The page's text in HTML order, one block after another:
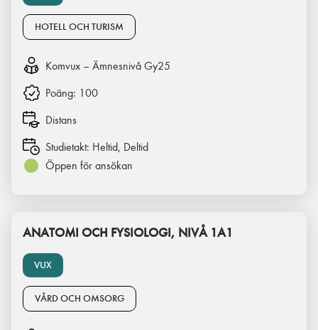
HOTELL OCH TURISM
Komvux – Ämnesnivå Gy25
Poäng: 100
Distans
Studietakt: Heltid, Deltid
Öppen för ansökan
VUX
ANATOMI OCH FYSIOLOGI, NIVÅ 1A1
VÅRD OCH OMSORG